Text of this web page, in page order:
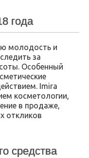
года
молодость и
за
Особенный
Imira
косметологии,
в продаже,
откликов
средства